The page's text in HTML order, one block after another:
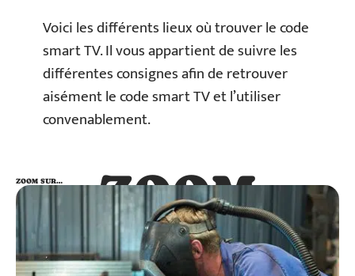
Voici les différents lieux où trouver le code
smart TV. Il vous appartient de suivre les
différentes consignes afin de retrouver
aisément le code smart TV et l’utiliser
convenablement.
ZOOM
SUR…
ZOOM SUR…